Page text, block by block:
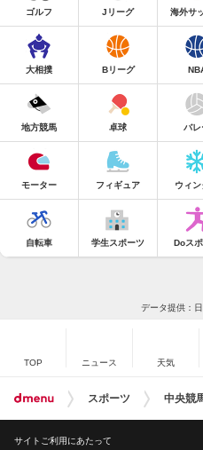
ゴルフ Jリーグ 海外サ
大相撲 Bリーグ
地方競馬 卓球 バレ
モーター フィギュア ウィ
自転車 学生スポーツ Doス
データ提供：
TOP ニュース 天気
スポーツ 中央競
サイトご利用にあたって